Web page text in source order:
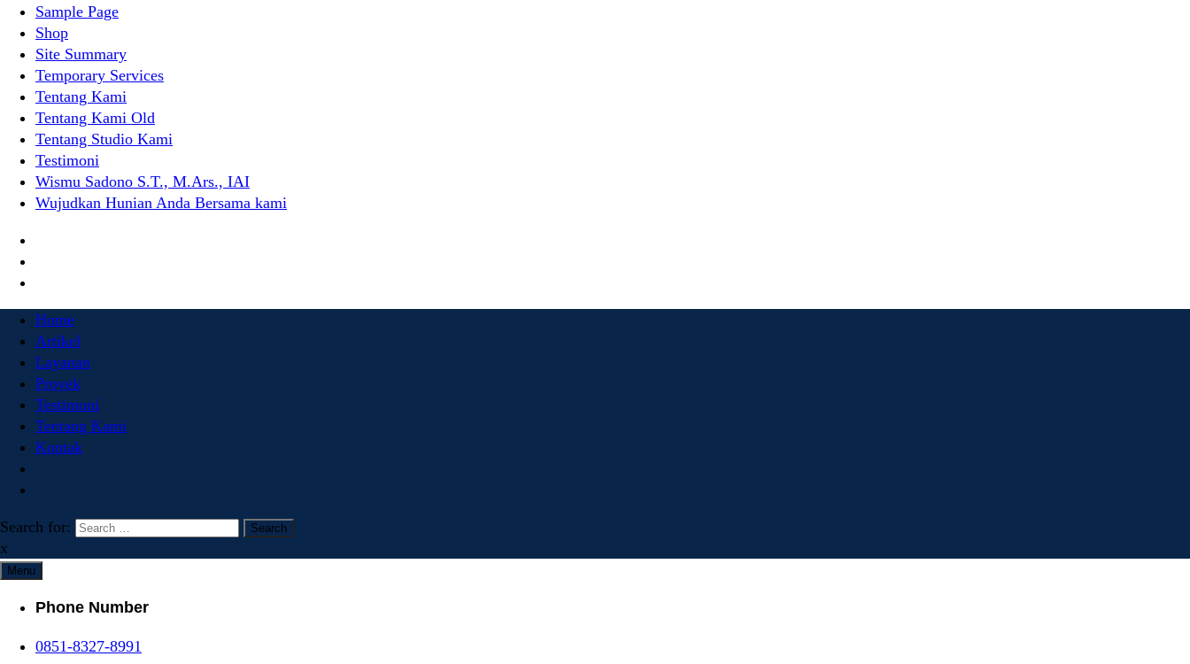
Sample Page
Shop
Site Summary
Temporary Services
Tentang Kami
Tentang Kami Old
Tentang Studio Kami
Testimoni
Wismu Sadono S.T., M.Ars., IAI
Wujudkan Hunian Anda Bersama kami
Home
Artikel
Layanan
Proyek
Testimoni
Tentang Kami
Kontak
Search for:
x
Menu
Phone Number
0851-8327-8991